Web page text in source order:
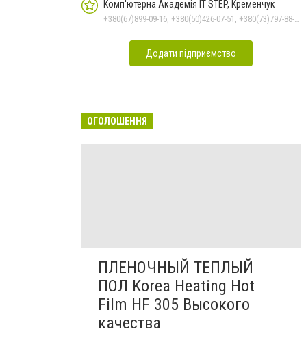
Комп'ютерна Академія IT STEP, Кременчук
+380(67)899-09-16, +380(50)426-07-51, +380(73)797-88-17
Додати підприємство
ОГОЛОШЕННЯ
ПЛЕНОЧНЫЙ ТЕПЛЫЙ
ПОЛ Korea Heating Hot
Film HF 305 Высокого
качества